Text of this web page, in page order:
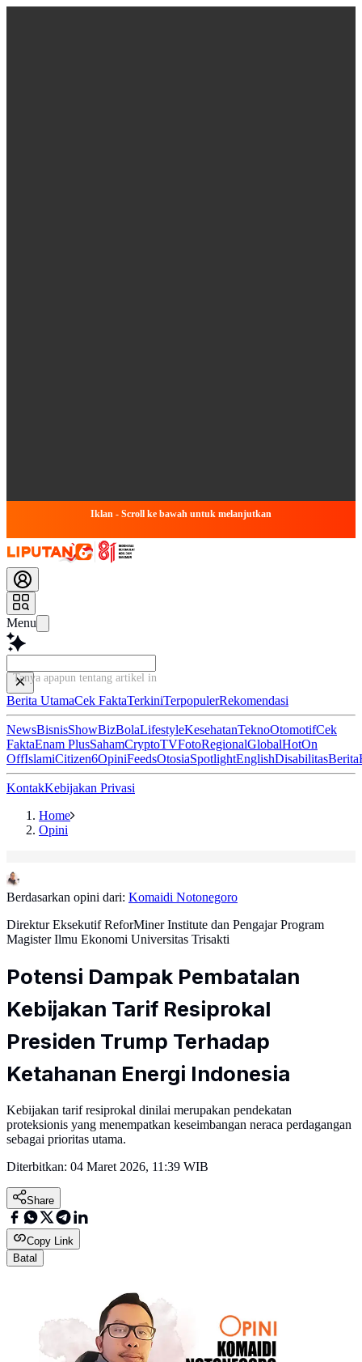
Iklan - Scroll ke bawah untuk melanjutkan
Menu
Tanya apapun tentang artikel ini...
Berita UtamaCek FaktaTerkiniTerpopulerRekomendasi
NewsBisnisShowBizBolaLifestyleKesehatanTeknoOtomotifCek
FaktaEnam PlusSahamCryptoTVFotoRegionalGlobalHotOn
OffIslamiCitizen6OpiniFeedsOtosiaSpotlightEnglishDisabilitasBerita
KontakKebijakan Privasi
Home
Opini
Berdasarkan opini dari: Komaidi Notonegoro
Direktur Eksekutif ReforMiner Institute dan Pengajar Program
Magister Ilmu Ekonomi Universitas Trisakti
Potensi Dampak Pembatalan
Kebijakan Tarif Resiprokal
Presiden Trump Terhadap
Ketahanan Energi Indonesia
Kebijakan tarif resiprokal dinilai merupakan pendekatan
proteksionis yang menempatkan keseimbangan neraca perdagangan
sebagai prioritas utama.
Diterbitkan: 04 Maret 2026, 11:39 WIB
Share
Copy Link
Batal